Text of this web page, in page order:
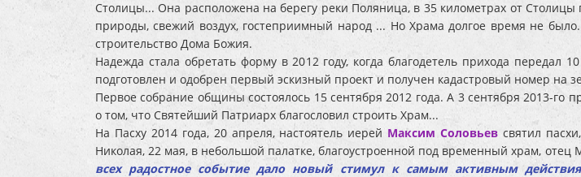
Столицы... Она расположена на берегу реки Поляница, в 35 километрах от
природы, свежий воздух, гостеприимный народ ... Но Храма долгое время не
строительство Дома Божия.
Надежда стала обретать форму в 2012 году, когда благодетель прихода
подготовлен и одобрен первый эскизный проект и получен кадастровый номер на
Первое собрание общины состоялось 15 сентября 2012 года. А 3 сентября 2013-
о том, что Святейший Патриарх благословил строить Храм...
На Пасху 2014 года, 20 апреля, настоятель иерей Максим Соловьев святил
Николая, 22 мая, в небольшой палатке, благоустроенной под временный храм,
всех радостное событие дало новый стимул к самым активным